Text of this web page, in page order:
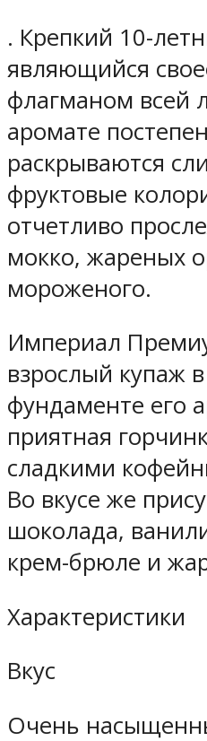
. Крепкий 10-
являющийся
флагманом всей
аромате
раскрываются
фруктовые
отчетливо
мокко, жареных
мороженого.
Империал
взрослый купаж
фундаменте его
приятная
сладкими
Во вкусе же
шоколада,
крем-брюле и
Характеристики
Вкус
Очень